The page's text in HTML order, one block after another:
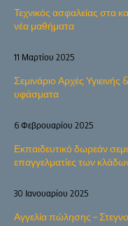
Τεχνικός ασφαλείας στα
νέα μαθήματα
Σεμινάριο Αρχές
υφάσματα
11 Μαρτίου 2025
Εκπαιδευτικό δωρεάν
επαγγελματίες των
6 Φεβρουαρίου 2025
Αγγελία πώλησης –
30 Ιανουαρίου 2025